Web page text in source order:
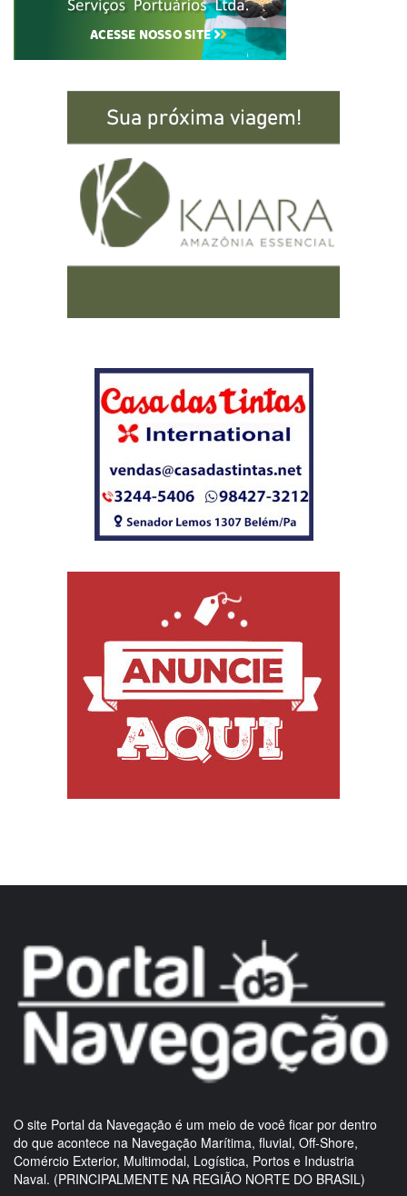
O site Portal da Navegação é um meio de você ficar por dentro
do que acontece na Navegação Marítima, fluvial, Off-Shore,
Comércio Exterior, Multimodal, Logística, Portos e Industria
Naval. (PRINCIPALMENTE NA REGIÃO NORTE DO BRASIL)